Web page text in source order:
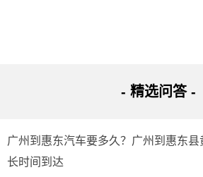
” 1.从中山-中山汽车客运总站往
站)下，走到中山北城轨站转乘动车
走到广州南站公交总站转乘 303路A(
- 精选问答 -
广州到惠东汽车要多久？广州到惠东
长时间到达